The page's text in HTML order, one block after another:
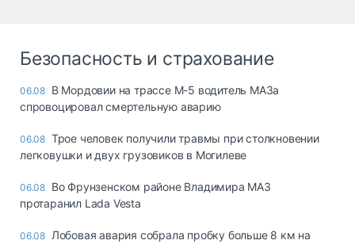
Безопасность и страхование
06.08 В Мордовии на трассе М-5 водитель МАЗа
спровоцировал смертельную аварию
06.08 Трое человек получили травмы при столкновении
легковушки и двух грузовиков в Могилеве
06.08 Во Фрунзенском районе Владимира МАЗ
протаранил Lada Vesta
06.08 Лобовая авария собрала пробку больше 8 км на